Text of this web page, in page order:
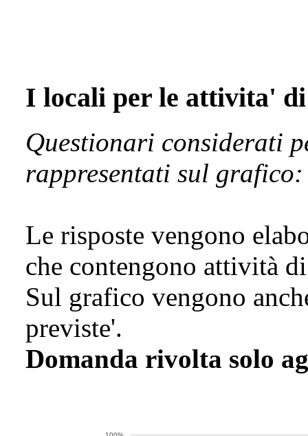
I locali per le attivita'
Questionari considerati
rappresentati sul
Le risposte vengono
che contengono attività
Sul grafico vengono
previste'.
Domanda rivolta solo